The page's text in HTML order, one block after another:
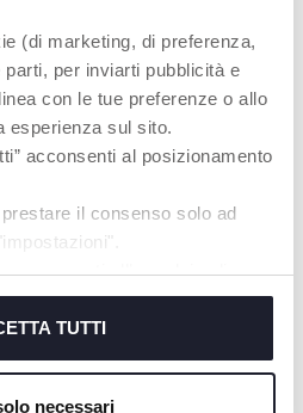
(di marketing, di preferenza,
per inviarti pubblicità e
con le tue preferenze o allo
esperienza sul sito.
acconsenti al posizionamento
il consenso solo ad
acconsenti all’uso dei soli
per fruire del servizio
TUTTI
necessari
GLISSE À PARTIR
DE 18 MOIS
Les roues
directionnelles
permettent à l'enfant
de se propulser avec
PLUS
VOUS